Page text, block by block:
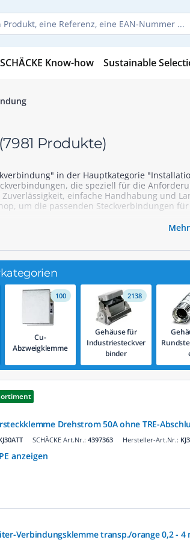
SCHÄCKE Know-how Sustainable
(7981 Produkte)
in der Hauptkategorie
die speziell für die
einfache Handhabung und
um die passenden Steckverbindungen
100
Cu-
Abzweigklemme
2138
Gehäuse für
Industriesteckver
binder
Drehstrom 50A ohne TRE-
SCHÄCKE Art.Nr.: 4397363 Hersteller-Art.Nr.:
anzeigen
Verbindungsklemme transp./orange 0,2 - 4